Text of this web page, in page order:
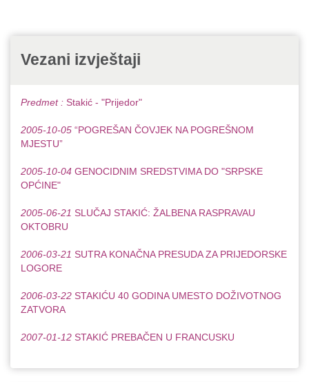
Vezani izvještaji
Predmet : Stakić - "Prijedor"
2005-10-05 “POGREŠAN ČOVJEK NA POGREŠNOM
MJESTU”
2005-10-04 GENOCIDNIM SREDSTVIMA DO "SRPSKE
OPĆINE"
2005-06-21 SLUČAJ STAKIĆ: ŽALBENA RASPRAVAU
OKTOBRU
2006-03-21 SUTRA KONAČNA PRESUDA ZA PRIJEDORSKE
LOGORE
2006-03-22 STAKIĆU 40 GODINA UMESTO DOŽIVOTNOG
ZATVORA
2007-01-12 STAKIĆ PREBAČEN U FRANCUSKU